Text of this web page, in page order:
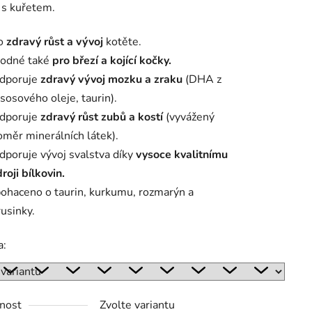
s kuřetem.
zdravý růst a vývoj kotěte.
také pro březí a kojící kočky.
zdravý vývoj mozku a zraku (DHA z
oleje, taurin).
zdravý růst zubů a kostí(vyvážený
minerálních látek).
vývoj svalstva díkyvysoce kvalitnímu
bílkovin.
o taurin, kurkumu, rozmarýn a
Zvolte variantu